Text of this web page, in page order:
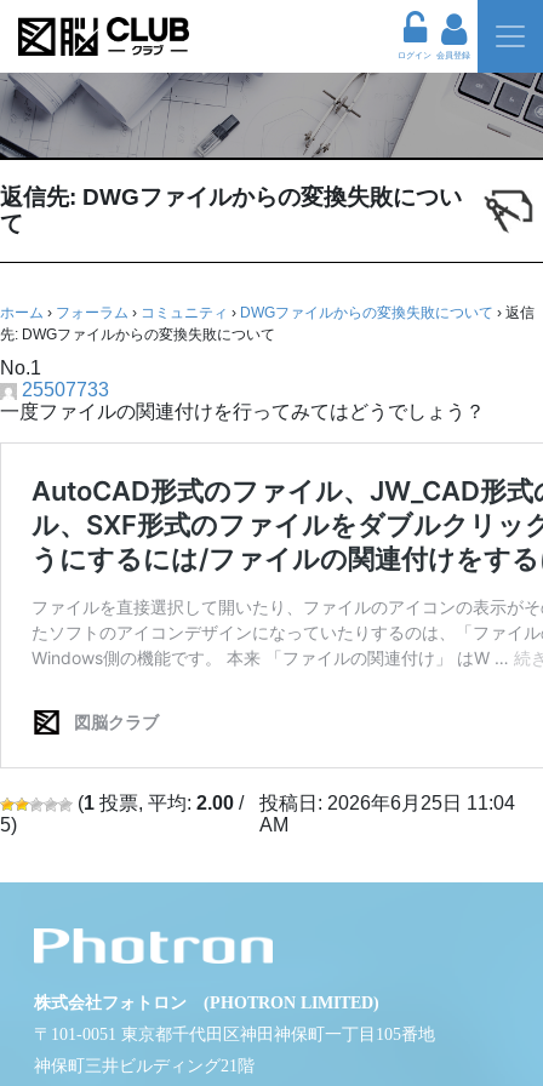
ログイン 会員登録
返信先: DWGファイルからの変換失敗につい
て
ホーム › フォーラム › コミュニティ › DWGファイルからの変換失敗について › 返信
先: DWGファイルからの変換失敗について
No.1
25507733
一度ファイルの関連付けを行ってみてはどうでしょう？
(1 投票, 平均: 2.00 /
5)
投稿日: 2026年6月25日 11:04
AM
株式会社フォトロン (PHOTRON LIMITED)
〒101-0051 東京都千代田区神田神保町一丁目105番地
神保町三井ビルディング21階